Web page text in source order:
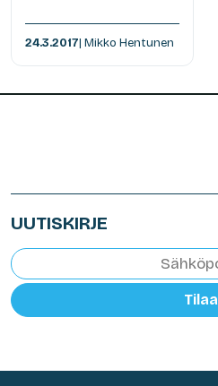
24.3.2017| Mikko Hentunen
UUTISKIRJE
Tilaa